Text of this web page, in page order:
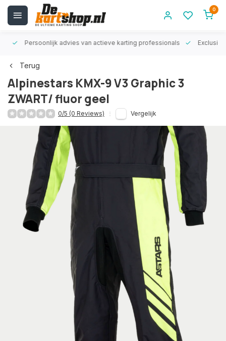
0
Persoonlijk advies van actieve karting professionals
Terug
Alpinestars KMX-9 V3 Graphic 3
ZWART/ fluor geel
0/5 (0 Reviews) Vergelijk